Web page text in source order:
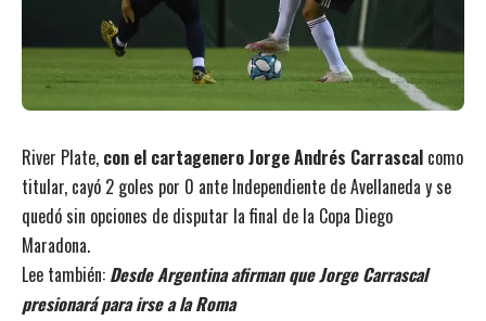
River Plate, con el cartagenero Jorge Andrés Carrascal como
titular, cayó 2 goles por 0 ante Independiente de Avellaneda y se
quedó sin opciones de disputar la final de la Copa Diego
Maradona.
Lee también: Desde Argentina afirman que Jorge Carrascal
presionará para irse a la Roma